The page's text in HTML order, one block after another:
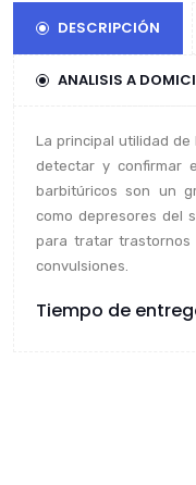
DESCRIPCIÓN
ANALISIS A
La principal utilidad
detectar y confirmar
barbitúricos son un
como depresores del
para tratar trastornos
convulsiones.
Tiempo de